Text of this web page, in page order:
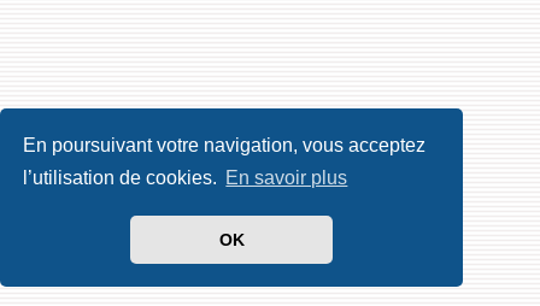
En poursuivant votre navigation, vous acceptez
l’utilisation de cookies. En savoir plus
OK